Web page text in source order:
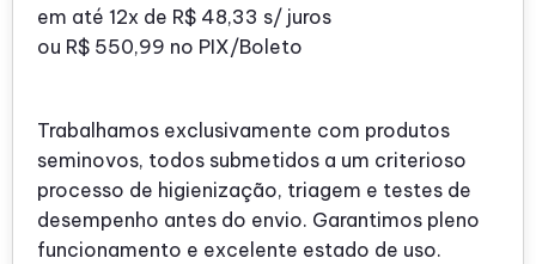
em até 12x de R$ 48,33 s/ juros
ou R$ 550,99 no PIX/Boleto
Trabalhamos exclusivamente com produtos
seminovos, todos submetidos a um criterioso
processo de higienização, triagem e testes de
desempenho antes do envio. Garantimos pleno
funcionamento e excelente estado de uso.